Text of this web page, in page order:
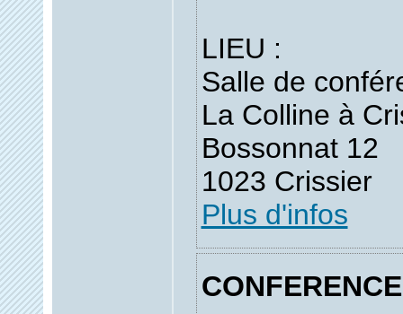
LIEU :
Salle de
La Colline à
Bossonnat 12
1023 Crissier
Plus d'infos
CONFERENCE